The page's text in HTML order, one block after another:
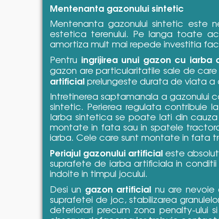
Mentenanta gazonului sintetic
Mentenanta gazonului sintetic este
estetica terenului. Pe langa toate
amortiza mult mai repede investitia
Pentru ingrijirea unui gazon cu iarba
gazon are particularitatile sale de
artificialprelungeste durata de viata a
Intretinerea saptamanala a gazonului
sintetic. Perierea regulata contribuie
Iarba sintetica se poate lati din
montate in fata sau in spatele
iarba. Cele care sunt montate in fata
Periajul gazonului artificialeste
suprafete de iarba artificiala in
indoite in timpul jocului.
Desi un gazon artificial nu are
suprafetei de joc, stabilizarea
deteriorari precum zona penalty-ului